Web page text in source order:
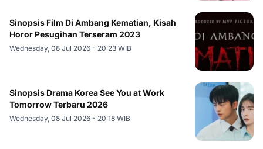
Sinopsis Film Di Ambang Kematian, Kisah
Horor Pesugihan Terseram 2023
Wednesday, 08 Jul 2026 - 20:23 WIB
Sinopsis Drama Korea See You at Work
Tomorrow Terbaru 2026
Wednesday, 08 Jul 2026 - 20:18 WIB